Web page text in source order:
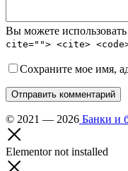
Вы можете
cite=""> <cite>
Сохраните мое имя,
Отправить комментарий
© 2021 — 2026 Банки и
Elementor not installed